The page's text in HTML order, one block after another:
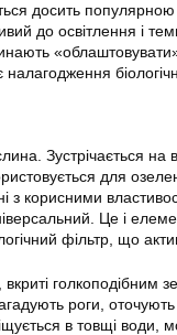
досить
до освітлення і
Зустрічається на
для
з корисними
Це і
фільтр, що
вкриті
роги,
в товщі